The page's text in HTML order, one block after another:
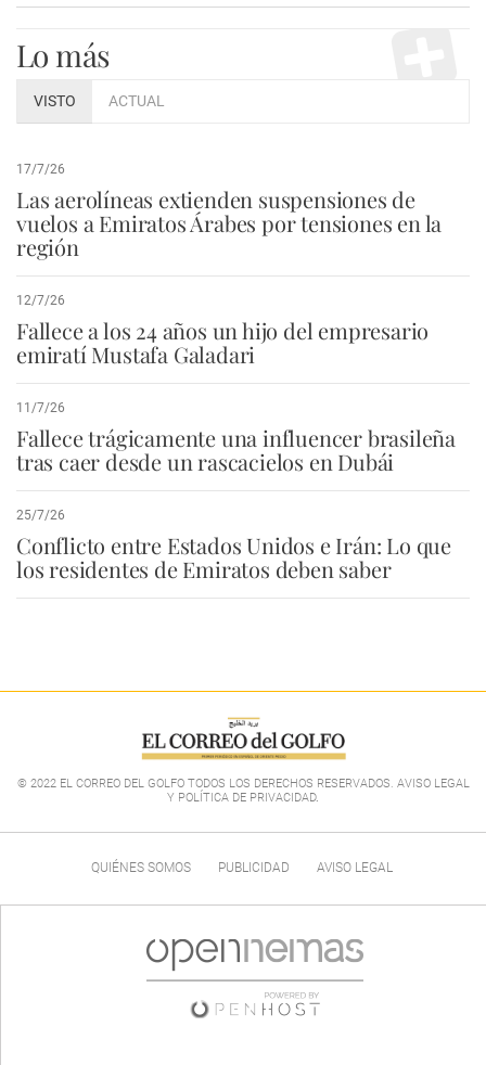
Lo más
VISTO ACTUAL
17/7/26
Las aerolíneas extienden suspensiones de
vuelos a Emiratos Árabes por tensiones en la
región
12/7/26
Fallece a los 24 años un hijo del empresario
emiratí Mustafa Galadari
11/7/26
Fallece trágicamente una influencer brasileña
tras caer desde un rascacielos en Dubái
25/7/26
Conflicto entre Estados Unidos e Irán: Lo que
los residentes de Emiratos deben saber
© 2022 EL CORREO DEL GOLFO TODOS LOS DERECHOS RESERVADOS. AVISO LEGAL
Y POLÍTICA DE PRIVACIDAD.
QUIÉNES SOMOS PUBLICIDAD AVISO LEGAL